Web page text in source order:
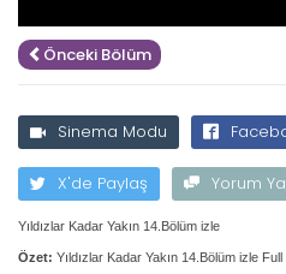
Önceki Bölüm
Sinema Modu
X'de Paylaş Yorum
Yıldızlar Kadar Yakın 14.Bölüm izle
Özet: Yıldızlar Kadar Yakın 14.Bölüm izle